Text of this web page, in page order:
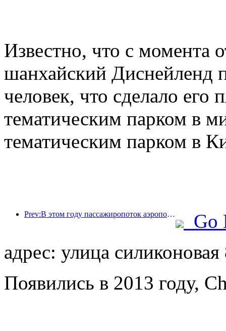
Известно, что с момента
шанхайский Диснейленд
человек, что сделало
тематическим парком в
тематическим парком в
Prev:В этом году пассажиропоток аэропорта Шэньчжэня превысил 3 миллиона человек, установив новый рекорд за аналогичный период.
Go
адрес: улица силиконовая
Появились в 2013 году,